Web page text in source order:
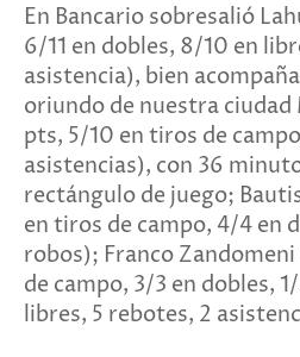
En Bancario sobresalió
6/11 en dobles, 8/10 en
asistencia), bien
oriundo de nuestra
pts, 5/10 en tiros de
asistencias), con 36
rectángulo de juego;
en tiros de campo, 4/4 en
robos); Franco
de campo, 3/3 en dobles,
libres, 5 rebotes, 2